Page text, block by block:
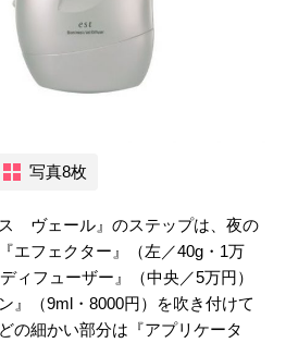
写真8枚
ヴェール』のステップは、夜の
エフェクター』（左／40g・1万
ィフューザー』（中央／5万円）
』（9ml・8000円）を吹き付けて
の細かい部分は『アプリケータ